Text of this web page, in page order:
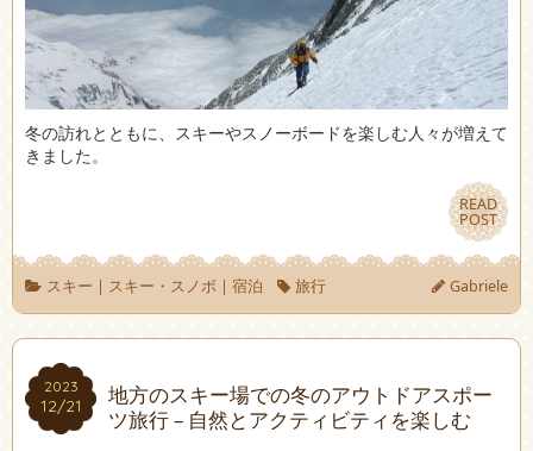
冬の訪れとともに、スキーやスノーボードを楽しむ人々が増えて
きました。
READ
POST
READ
POST
スキー | スキー・スノボ | 宿泊 旅行 Gabriele
2023
12/21
2023
12/21
地方のスキー場での冬のアウトドアスポー
ツ旅行 – 自然とアクティビティを楽しむ